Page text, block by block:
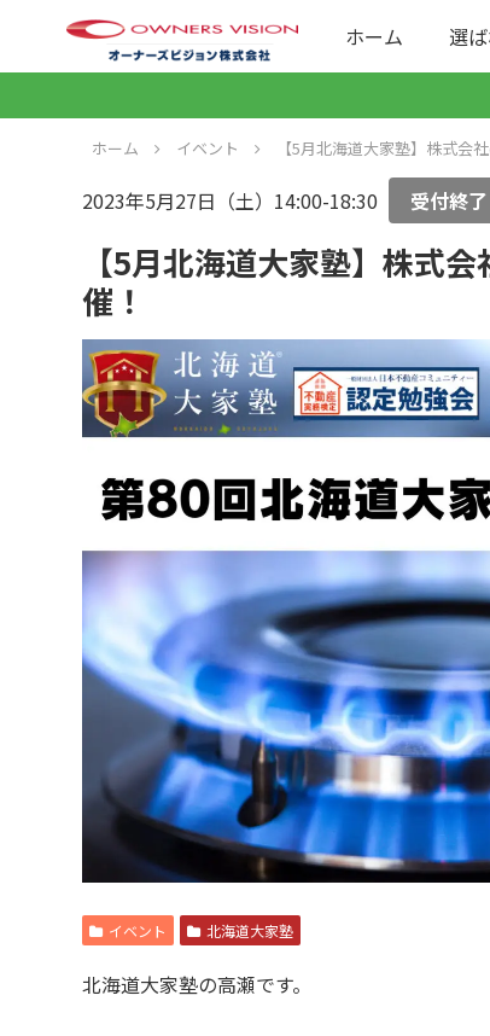
ホーム 選
ホーム イベント 【5月北海道大家塾】株式会
2023年5月27日（土）14:00-18:30 受付終了
【5月北海道大家塾】株式
催！
イベント 北海道大家塾
北海道大家塾の高瀬です。